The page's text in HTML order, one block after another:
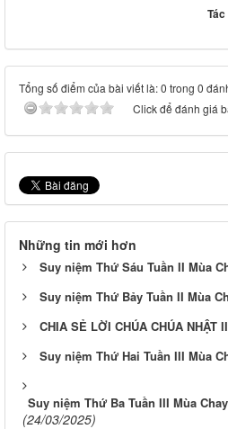
Tổng số điểm của bài viết là: 0 trong 0
Click để đánh giá
Những tin mới hơn
Suy niệm Thứ Sáu Tuần II Mùa
Suy niệm Thứ Bảy Tuần II Mùa
CHIA SẺ LỜI CHÚA CHÚA NHẬT
Suy niệm Thứ Hai Tuần III Mùa
Suy niệm Thứ Ba Tuần III Mùa
(24/03/2025)